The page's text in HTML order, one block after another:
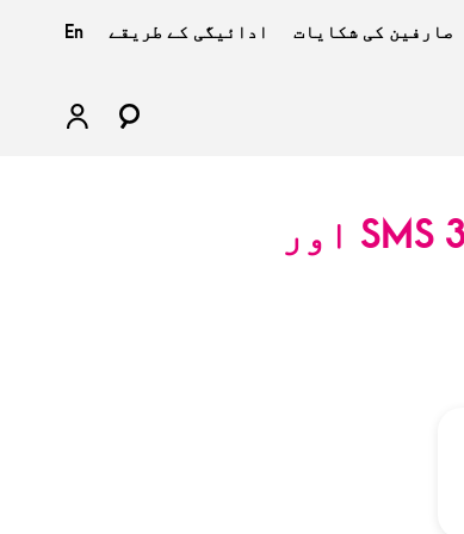
صارفین کی شکایات ادائیگی کے طریقے En
UK پری پیڈ وائس اور ڈیٹا رومنگ آفر (30 منٹ، 30 SMS اور